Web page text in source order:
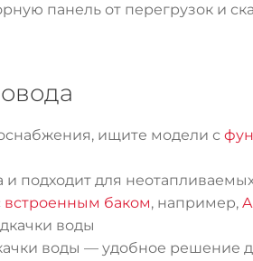
панель от перегрузок и
ищите модели с
и подходит для
встроенным баком, например,
воды — удобное решение